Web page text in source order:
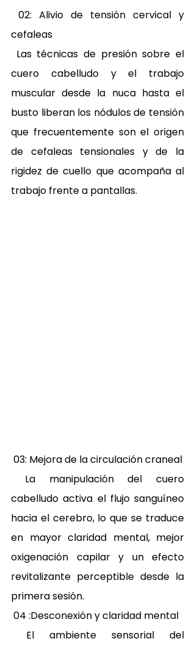
02: Alivio de tensión cervical y
cefaleas
Las técnicas de presión sobre el
cuero cabelludo y el trabajo
muscular desde la nuca hasta el
busto liberan los nódulos de tensión
que frecuentemente son el origen
de cefaleas tensionales y de la
rigidez de cuello que acompaña al
trabajo frente a pantallas.
La manipulación del cuero
cabelludo activa el flujo sanguíneo
hacia el cerebro, lo que se traduce
en mayor claridad mental, mejor
oxigenación capilar y un efecto
revitalizante perceptible desde la
primera sesión.
04 :Desconexión y claridad mental
El ambiente sensorial del